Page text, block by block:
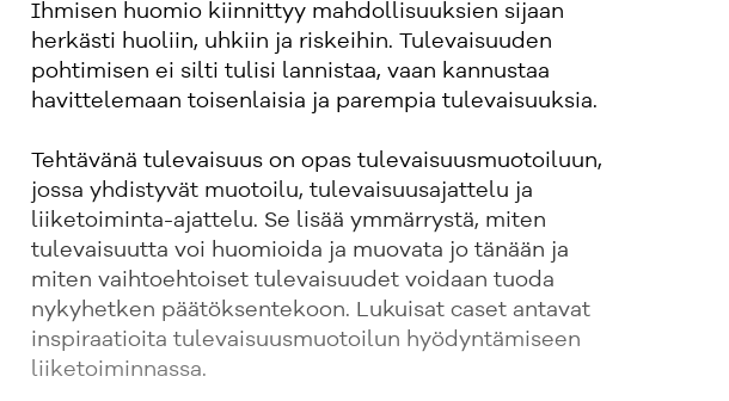
Ihmisen huomio kiinnittyy mahdollisuuksien sijaan
herkästi huoliin, uhkiin ja riskeihin. Tulevaisuuden
pohtimisen ei silti tulisi lannistaa, vaan kannustaa
havittelemaan toisenlaisia ja parempia tulevaisuuksia.
Tehtävänä tulevaisuus on opas tulevaisuusmuotoiluun,
jossa yhdistyvät muotoilu, tulevaisuusajattelu ja
liiketoiminta-ajattelu. Se lisää ymmärrystä, miten
tulevaisuutta voi huomioida ja muovata jo tänään ja
miten vaihtoehtoiset tulevaisuudet voidaan tuoda
nykyhetken päätöksentekoon. Lukuisat caset antavat
inspiraatioita tulevaisuusmuotoilun hyödyntämiseen
liiketoiminnassa.